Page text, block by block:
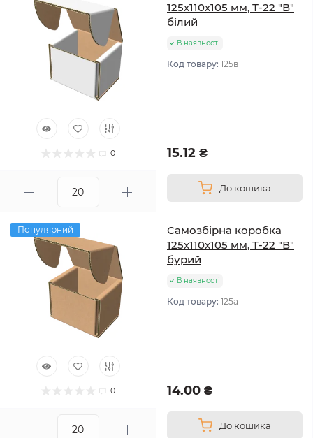
0
125х110х105 мм, Т-22 "В"
білий
В наявності
Код товару: 125в
15.12 ₴
До кошика
Популярний
0
Самозбірна коробка
125х110х105 мм, Т-22 "В"
бурий
В наявності
Код товару: 125а
14.00 ₴
До кошика